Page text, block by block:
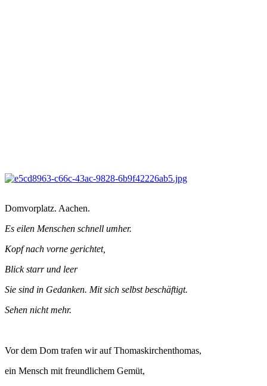
Domvorplatz. Aachen.
Es eilen Menschen schnell umher.
Kopf nach vorne gerichtet,
Blick starr und leer
Sie sind in Gedanken. Mit sich selbst beschäftigt.
Sehen nicht mehr.
Vor dem Dom trafen wir auf Thomaskirchenthomas,
ein Mensch mit freundlichem Gemüt,